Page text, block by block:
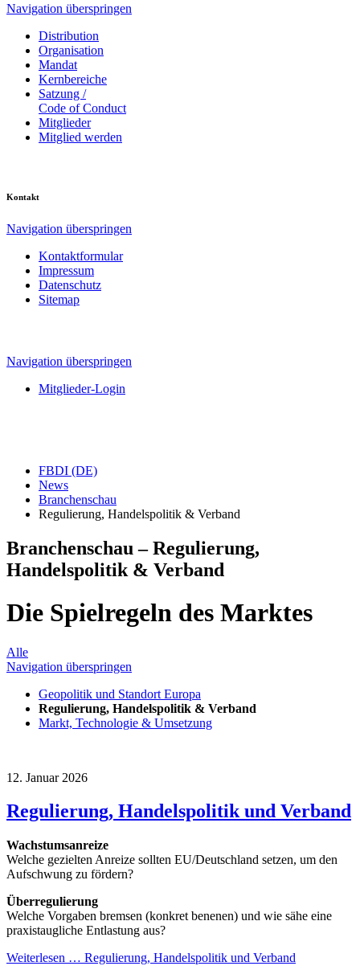
Navigation überspringen
Distribution
Organisation
Mandat
Kernbereiche
Satzung /
Code of Conduct
Mitglieder
Mitglied werden
Kontakt
Navigation überspringen
Kontaktformular
Impressum
Datenschutz
Sitemap
Navigation überspringen
Mitglieder-Login
FBDI (DE)
News
Branchenschau
Regulierung, Handelspolitik & Verband
Branchenschau – Regulierung,
Handelspolitik & Verband
Die Spielregeln des Marktes
Alle
Navigation überspringen
Geopolitik und Standort Europa
Regulierung, Handelspolitik & Verband
Markt, Technologie & Umsetzung
12. Januar 2026
Regulierung, Handelspolitik und Verband
Wachstumsanreize
Welche gezielten Anreize sollten EU/Deutschland setzen, um den
Aufschwung zu fördern?
Überregulierung
Welche Vorgaben bremsen (konkret benenen) und wie sähe eine
praxistaugliche Entlastung aus?
Weiterlesen … Regulierung, Handelspolitik und Verband